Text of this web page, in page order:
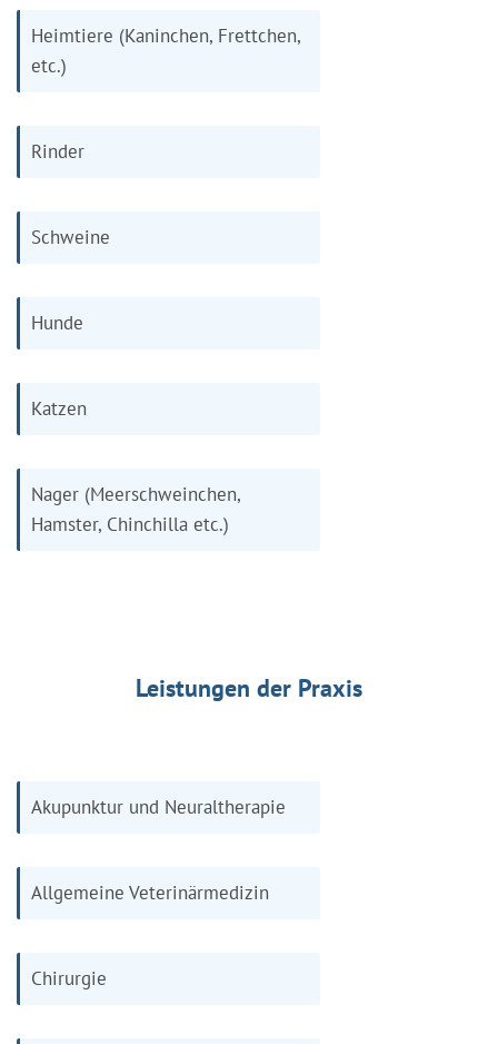
Heimtiere (Kaninchen, Frettchen,
etc.)
Rinder
Schweine
Hunde
Katzen
Nager (Meerschweinchen,
Hamster, Chinchilla etc.)
Leistungen der Praxis
Akupunktur und Neuraltherapie
Allgemeine Veterinärmedizin
Chirurgie